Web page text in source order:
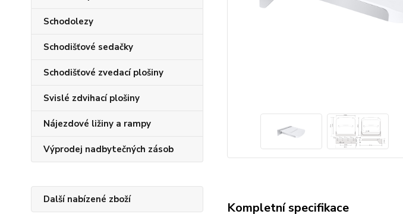
Schodolezy
Schodišťové sedačky
Schodišťové zvedací plošiny
Svislé zdvihací plošiny
Nájezdové ližiny a rampy
Výprodej nadbytečných zásob
Další nabízené zboží
Kompletní specifikace